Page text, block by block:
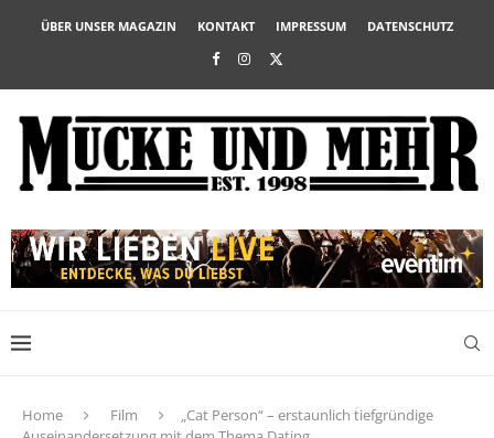
ÜBER UNSER MAGAZIN KONTAKT IMPRESSUM DATENSCHUTZ
Home Film
„Cat Person“ – erstaunlich tiefgründige